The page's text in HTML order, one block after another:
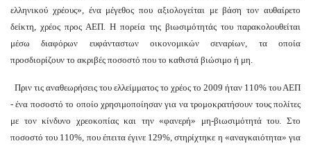
ελληνικού χρέους», ένα μέγεθος που αξιολογείται με βάση τον αυθαίρετο
δείκτη, χρέος προς ΑΕΠ. Η πορεία της βιωσιμότητάς του παρακολουθείται
μέσω διαφόρων ευφάνταστων οικονομικών σεναρίων, τα οποία
προσδιορίζουν το ακριβές ποσοστό που το καθιστά βιώσιμο ή μη.
Πριν τις αναθεωρήσεις του ελλείμματος το χρέος το 2009 ήταν 110% του ΑΕΠ
- ένα ποσοστό το οποίο χρησιμοποίησαν για να τρομοκρατήσουν τους πολίτες
με τον κίνδυνο χρεοκοπίας και την «φανερή» μη-βιωσιμότητά του. Στο
ποσοστό του 110%, που έπειτα έγινε 129%, στηρίχτηκε η «αναγκαιότητα» για